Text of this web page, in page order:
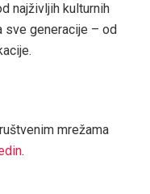
najživljih kulturnih
sve generacije – od
mrežama
.